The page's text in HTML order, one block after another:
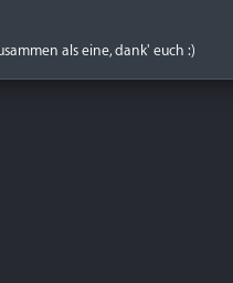
als eine, dank' euch :)